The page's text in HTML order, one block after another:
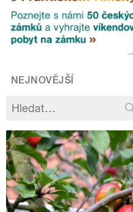
NEJNOVĚJŠÍ